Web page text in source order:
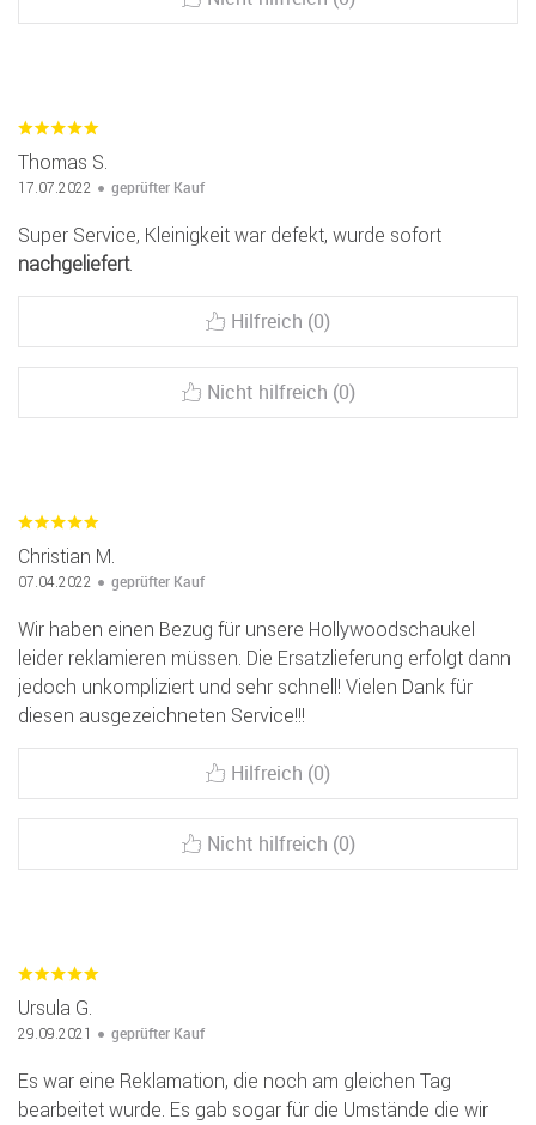
Thomas S.
17.07.2022 geprüfter Kauf
Super Service, Kleinigkeit war defekt, wurde sofort
nachgeliefert.
Hilfreich (0)
Nicht hilfreich (0)
Christian M.
07.04.2022 geprüfter Kauf
Wir haben einen Bezug für unsere Hollywoodschaukel
leider reklamieren müssen. Die Ersatzlieferung erfolgt dann
jedoch unkompliziert und sehr schnell! Vielen Dank für
diesen ausgezeichneten Service!!!
Hilfreich (0)
Nicht hilfreich (0)
Ursula G.
29.09.2021 geprüfter Kauf
Es war eine Reklamation, die noch am gleichen Tag
bearbeitet wurde. Es gab sogar für die Umstände die wir